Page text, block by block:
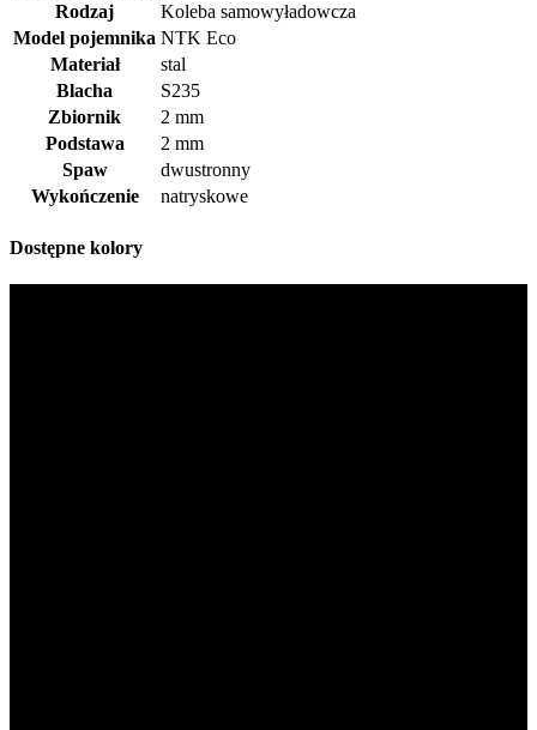
Rodzaj
Koleba samowyładowcza
Model pojemnika NTK Eco
Materiał
stal
Blacha
S235
Zbiornik
2 mm
Podstawa
2 mm
Spaw
dwustronny
Wykończenie
natryskowe
Dostępne kolory